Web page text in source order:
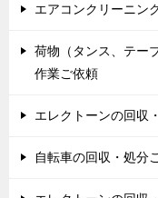
エアコンクリーニ
荷物（タンス、テー
作業ご依頼
エレクトーンの回
自転車の回収・処